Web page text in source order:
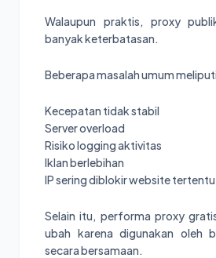
Walaupun praktis, proxy
banyak keterbatasan.
Beberapa masalah umum
Kecepatan tidak stabil
Server overload
Risiko logging aktivitas
Iklan berlebihan
IP sering diblokir website tertentu
Selain itu, performa proxy
ubah karena digunakan oleh
secara bersamaan.